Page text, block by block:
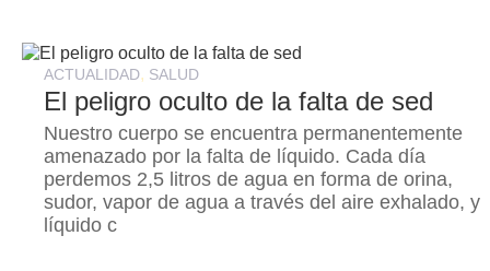
ACTUALIDAD, SALUD
El peligro oculto de la falta de sed
Nuestro cuerpo se encuentra permanentemente
amenazado por la falta de líquido. Cada día
perdemos 2,5 litros de agua en forma de orina,
sudor, vapor de agua a través del aire exhalado, y
líquido c